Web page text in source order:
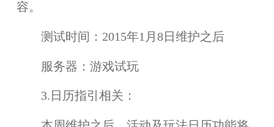
容。
测试时间： 2015年1月8日维护之后
服务器： 游戏试玩
3.日历指引相关：